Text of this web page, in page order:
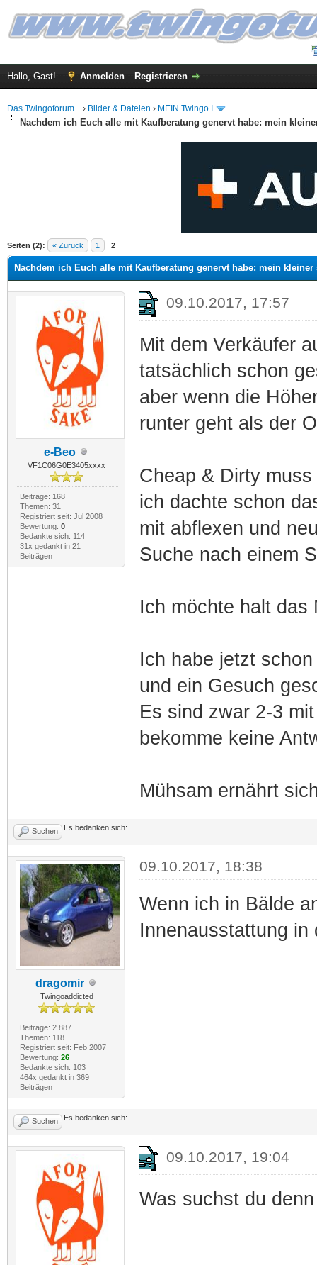
Hallo, Gast! Anmelden Registrieren
Das Twingoforum... › Bilder & Dateien › MEIN Twingo I
Nachdem ich Euch alle mit Kaufberatung genervt habe: mein
Seiten (2): « Zurück 1 2
Durchschnitt
Nachdem ich Euch alle mit Kaufberatung genervt habe: mein kleiner
e-Beo
VF1C06G0E3405xxxx
Beiträge: 168
Themen: 31
Registriert seit: Jul 2008
Bewertung: 0
Bedankte sich: 114
31x gedankt in 21
Beiträgen
09.10.2017, 17:57
Mit dem Verkäufer
tatsächlich schon
aber wenn die
runter geht als der
Cheap & Dirty
ich dachte schon
mit abflexen und
Suche nach einem
Ich möchte halt das
Ich habe jetzt
und ein Gesuch
Es sind zwar 2-3
bekomme keine
Mühsam ernährt
Suchen Es bedanken sich:
dragomir
Twingoaddicted
Beiträge: 2.887
Themen: 118
Registriert seit: Feb 2007
Bewertung: 26
Bedankte sich: 103
464x gedankt in 369
Beiträgen
09.10.2017, 18:38
Wenn ich in Bälde
Innenausstattung
Suchen Es bedanken sich:
09.10.2017, 19:04
Was suchst du